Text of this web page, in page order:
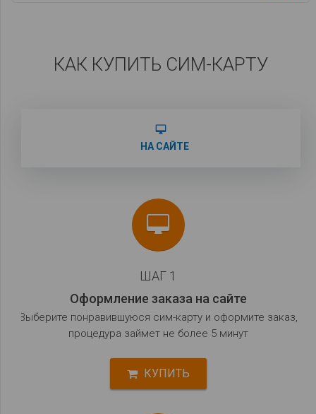
КАК КУПИТЬ СИМ-КАРТУ
desktop_mac
НА САЙТЕ
ШАГ 1
Оформление заказа на сайте
Выберите понравившуюся сим-карту и оформите заказ,
процедура займет не более 5 минут
КУПИТЬ